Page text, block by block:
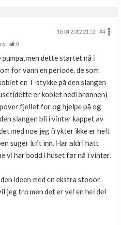
18.04.2012 21.52
#4
0
men dette startet nå i
for vann en periode. de som
en T-stykke på den slangen
er koblet nedi brønnen)
fjellet for og hjelpe på og
slangen bli i vinter kappet av
med noe jeg frykter ikke er helt
suger luft inn. Har aldri hatt
vi har bodd i huset før nå i vinter.
ideen med en ekstra stooor
jeg tro men det er vel en hel del